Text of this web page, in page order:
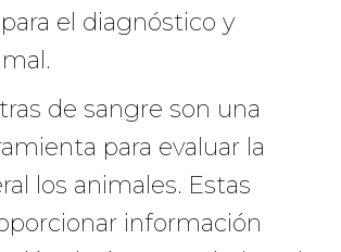
el diagnóstico y
de sangre son una
para evaluar la
los animales. Estas
información